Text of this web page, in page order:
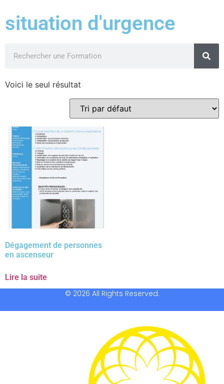
situation d'urgence
Voici le seul résultat
Dégagement de personnes
en ascenseur
Lire la suite
© 2026 All Rights Reserved.